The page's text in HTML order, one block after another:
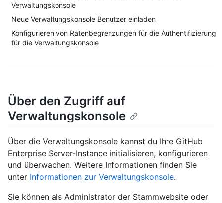
Verwaltungskonsole
Neue Verwaltungskonsole Benutzer einladen
Konfigurieren von Ratenbegrenzungen für die Authentifizierung
für die Verwaltungskonsole
Über den Zugriff auf
Verwaltungskonsole
Über die Verwaltungskonsole kannst du Ihre GitHub
Enterprise Server-Instance initialisieren, konfigurieren
und überwachen. Weitere Informationen finden Sie
unter Informationen zur Verwaltungskonsole.
Sie können als Administrator der Stammwebsite oder